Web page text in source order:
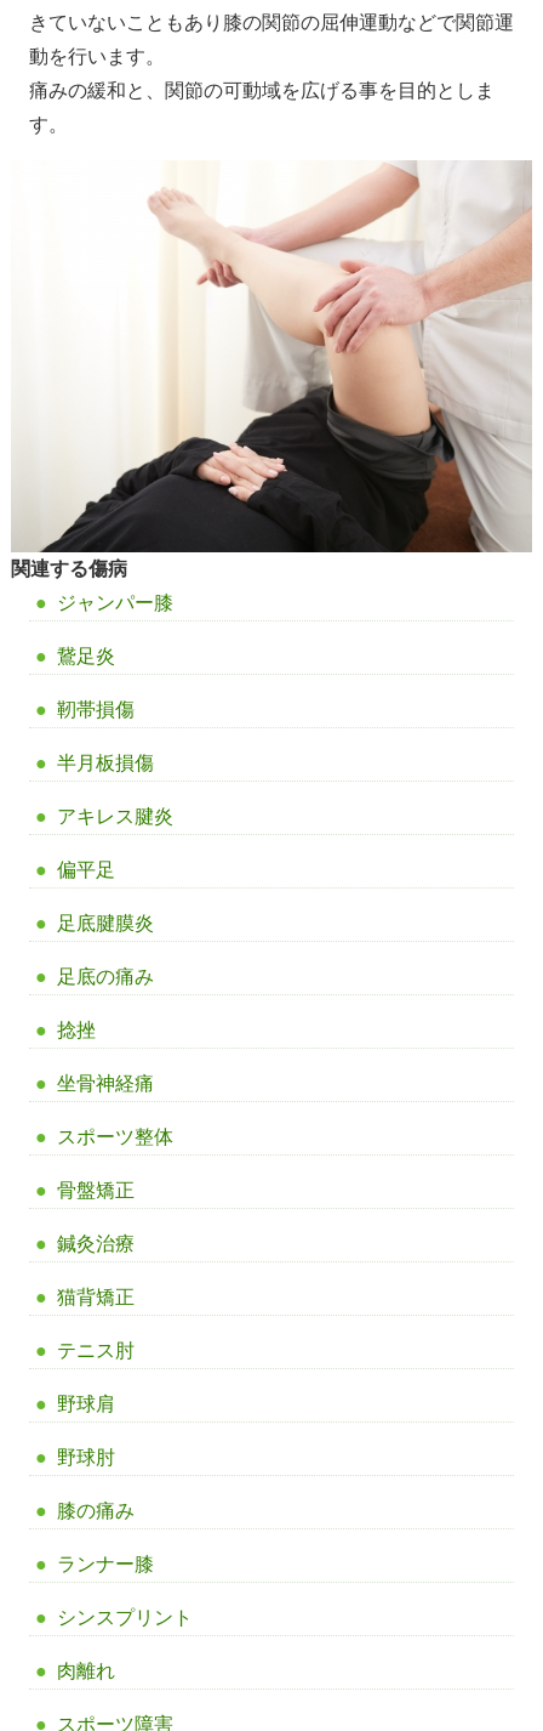
きていないこともあり膝の関節の屈伸運動などで関節運
動を行います。
痛みの緩和と、関節の可動域を広げる事を目的としま
す。
関連する傷病
ジャンパー膝
鵞足炎
靭帯損傷
半月板損傷
アキレス腱炎
偏平足
足底腱膜炎
足底の痛み
捻挫
坐骨神経痛
スポーツ整体
骨盤矯正
鍼灸治療
猫背矯正
テニス肘
野球肩
野球肘
膝の痛み
ランナー膝
シンスプリント
肉離れ
スポーツ障害